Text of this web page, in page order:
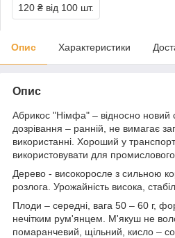
120 ₴ від 100 шт.
Опис Характеристики
Опис
Абрикос "Німфа" – відносно новий
дозрівання – ранній, не вимагає
використанні. Хороший у
використовувати для
Дерево - високоросле з сильною
розлога. Урожайність висока,
Плоди – середні, вага 50 – 60 г,
нечітким рум'янцем. М'якуш не
помаранчевий, щільний, кисло –